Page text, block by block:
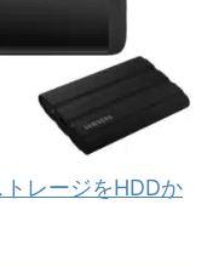
レージをHDDか